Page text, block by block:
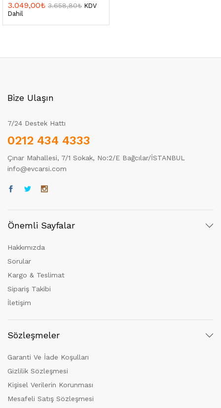
3.049,00₺ 3.658,80₺ KDV
Dahil
Bize Ulaşın
7/24 Destek Hattı
0212 434 4333
Çınar Mahallesi, 7/1 Sokak, No:2/E Bağcılar/İSTANBUL
info@evcarsi.com
Önemli Sayfalar
Hakkımızda
Sorular
Kargo & Teslimat
Sipariş Takibi
İletişim
Sözleşmeler
Garanti Ve İade Koşulları
Gizlilik Sözleşmesi
Kişisel Verilerin Korunması
Mesafeli Satış Sözleşmesi